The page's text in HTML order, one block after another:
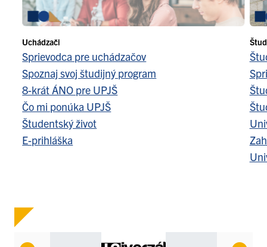
Uchádzači
Sprievodca pre uchádzačov
Spoznaj svoj študijný program
8-krát ÁNO pre UPJŠ
Čo mi ponúka UPJŠ
Študentský život
E-prihláška